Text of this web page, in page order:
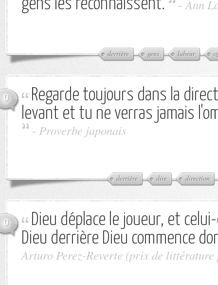
gens les reconnaissent.
-Ann
derrière gens labeur
0
Regarde toujours dans la
levant et tu ne verras jamais
- Proverbe japonais
derrière dire direction
0
Dieu déplace le joueur, et
Dieu derrière Dieu commence
Arturo Perez-Reverte (prix de